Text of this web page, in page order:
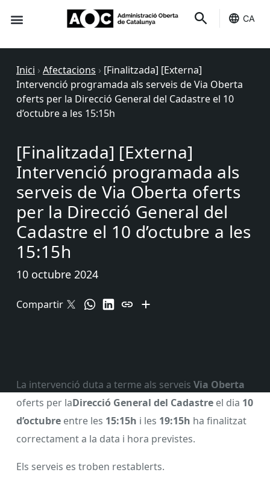
CA
Inici › Afectacions › [Finalitzada] [Externa]
Intervenció programada als serveis de Via Oberta
oferts per la Direcció General del Cadastre el 10
d’octubre a les 15:15h
[Finalitzada] [Externa]
Intervenció programada als
serveis de Via Oberta oferts
per la Direcció General del
Cadastre el 10 d’octubre a les
15:15h
10 octubre 2024
Compartir
La intervenció duta a terme als serveis Via Oberta
oferts per laDirecció General del Cadastre el dia 10
d’octubre entre les 15:15h i les 19:15h ha finalitzat
correctament a la data i hora previstes.
Els serveis es troben restablerts.